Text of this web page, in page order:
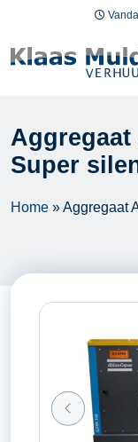
Ga naar inhoud
Aggregaat
Super
Home »Aggregaat